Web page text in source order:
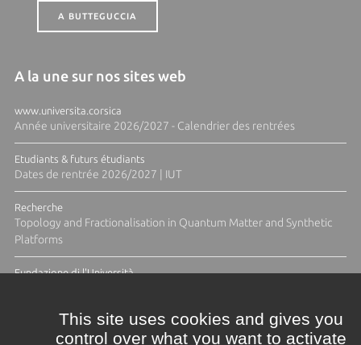
A BUTTEGUCCIA
A la une sur nos sites web
www.universita.corsica
Année universitaire 2026/2027 - Calendrier des rentrées
Etudiants & futurs étudiants
Dates de rentrée 2026/2027 | IUT
Recherche
Topology and Fractionalisation in Quantum Matter and Synthetic
Platforms
Fundazione di l'Università
This site uses cookies and gives you
control over what you want to activate